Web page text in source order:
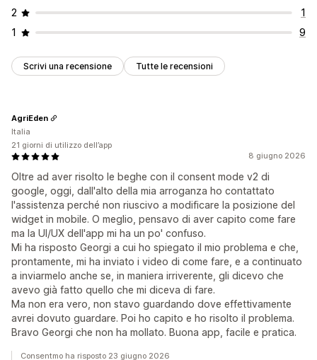
2
1
1
9
Scrivi una recensione Tutte le recensioni
8 giugno 2026
Oltre ad aver risolto le beghe con il consent mode v2 di
google, oggi, dall'alto della mia arroganza ho contattato
l'assistenza perché non riuscivo a modificare la posizione del
widget in mobile. O meglio, pensavo di aver capito come fare
ma la UI/UX dell'app mi ha un po' confuso.
Mi ha risposto Georgi a cui ho spiegato il mio problema e che,
prontamente, mi ha inviato i video di come fare, e a continuato
a inviarmelo anche se, in maniera irriverente, gli dicevo che
avevo già fatto quello che mi diceva di fare.
Ma non era vero, non stavo guardando dove effettivamente
avrei dovuto guardare. Poi ho capito e ho risolto il problema.
Bravo Georgi che non ha mollato. Buona app, facile e pratica.
AgriEden
Italia
21 giorni di utilizzo dell’app
Consentmo ha risposto 23 giugno 2026